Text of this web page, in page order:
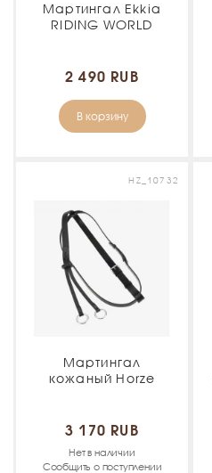
Мартингал Ekkia
RIDING WORLD
2 490 RUB
В корзину
HZ_10732
Мартингал
кожаный Horze
3 170 RUB
Нет в наличии
Сообщить о поступлении